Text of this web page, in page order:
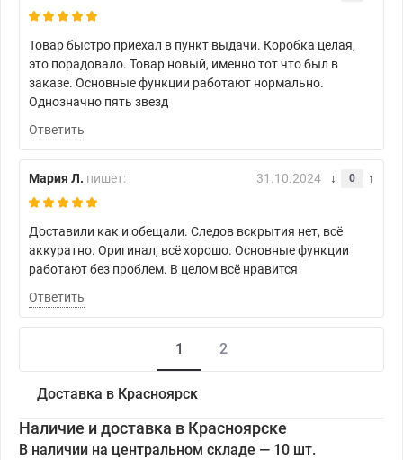
Товар быстро приехал в пункт выдачи. Коробка целая,
это порадовало. Товар новый, именно тот что был в
заказе. Основные функции работают нормально.
Однозначно пять звезд
Ответить
Мария Л. пишет: 31.10.2024 0
Доставили как и обещали. Следов вскрытия нет, всё
аккуратно. Оригинал, всё хорошо. Основные функции
работают без проблем. В целом всё нравится
Ответить
1 2
Доставка в Красноярск
Наличие и доставка в Красноярске
В наличии на центральном складе — 10 шт.